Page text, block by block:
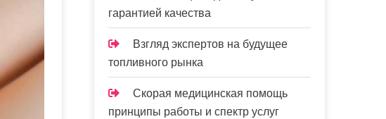
гарантией качества
Взгляд экспертов на будущее
топливного рынка
Скорая медицинская помощь
принципы работы и спектр услуг